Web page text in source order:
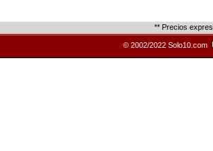
** Precios
© 2002/2022 Solo10.com